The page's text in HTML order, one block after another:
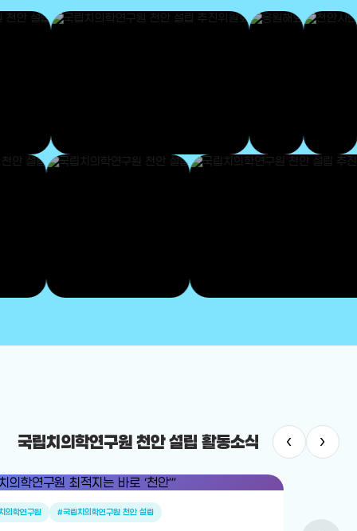
국립치의학연구원 천안 설립 활동소식 ‹ ›
의학연구원 #국립치의학연구원 천안 설립